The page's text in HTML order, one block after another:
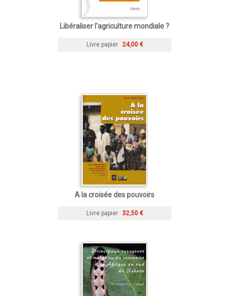
Libéraliser l'agriculture mondiale ?
Livre papier 24,00 €
A la croisée des pouvoirs
Livre papier 32,50 €